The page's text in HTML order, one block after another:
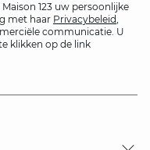
123 uw persoonlijke
met haar Privacybeleid,
communicatie. U
klikken op de link